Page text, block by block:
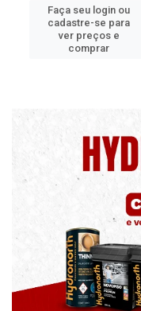
Faça seu login ou
cadastre-se para
ver preços e
comprar